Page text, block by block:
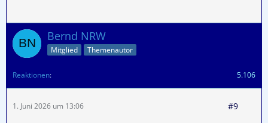
Bernd NRW
Mitglied Themenautor
Reaktionen 5.106
1. Juni 2026 um 13:06 #9